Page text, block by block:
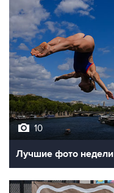
10
Лучшие фото недели